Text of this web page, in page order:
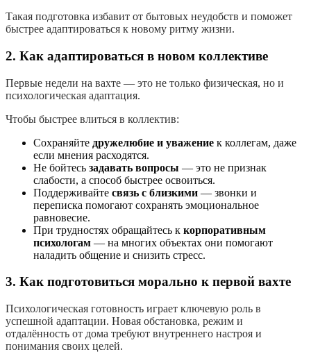
Такая подготовка избавит от бытовых неудобств и поможет
быстрее адаптироваться к новому ритму жизни.
2. Как адаптироваться в новом коллективе
Первые недели на вахте — это не только физическая, но и
психологическая адаптация.
Чтобы быстрее влиться в коллектив:
Сохраняйте дружелюбие и уважение к коллегам, даже
если мнения расходятся.
Не бойтесь задавать вопросы — это не признак
слабости, а способ быстрее освоиться.
Поддерживайте связь с близкими — звонки и
переписка помогают сохранять эмоциональное
равновесие.
При трудностях обращайтесь к корпоративным
психологам — на многих объектах они помогают
наладить общение и снизить стресс.
3. Как подготовиться морально к первой вахте
Психологическая готовность играет ключевую роль в
успешной адаптации. Новая обстановка, режим и
отдалённость от дома требуют внутреннего настроя и
понимания своих целей.